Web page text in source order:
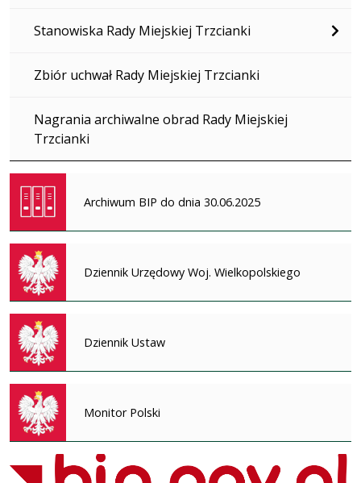
Stanowiska Rady Miejskiej Trzcianki
Zbiór uchwał Rady Miejskiej Trzcianki
Nagrania archiwalne obrad Rady Miejskiej
Trzcianki
Archiwum BIP do dnia 30.06.2025
Dziennik Urzędowy Woj. Wielkopolskiego
Dziennik Ustaw
Monitor Polski